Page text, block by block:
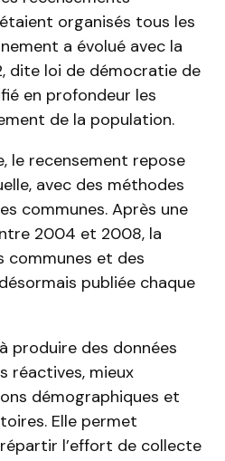
organisés tous les
a évolué avec la
dite loi de démocratie de
en profondeur les
de la population.
le recensement repose
avec des méthodes
communes. Après une
2004 et 2008, la
communes et des
publiée chaque
produire des données
réactives, mieux
démographiques et
Elle permet
l’effort de collecte